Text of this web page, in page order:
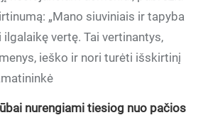
„Mano siuviniais ir tapyba
vertę. Tai vertinantys,
ieško ir nori turėti išskirtinį
nurengiami tiesiog nuo pačios